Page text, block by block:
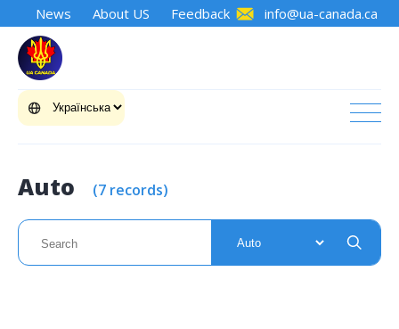
News About US Feedback info@ua-canada.ca
Auto (7 records)